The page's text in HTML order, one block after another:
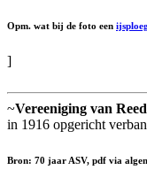
Opm. wat bij de foto een ijsploeg
]
~Vereeniging van
in 1916 opgericht
Bron: 70 jaar ASV, pdf via